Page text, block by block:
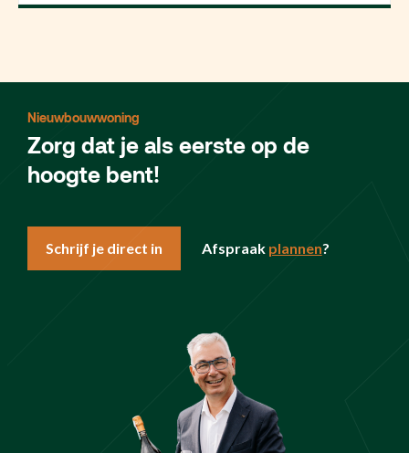
Nieuwbouwwoning
Zorg dat je als eerste op de
hoogte bent!
Schrijf je direct in Afspraak plannen?